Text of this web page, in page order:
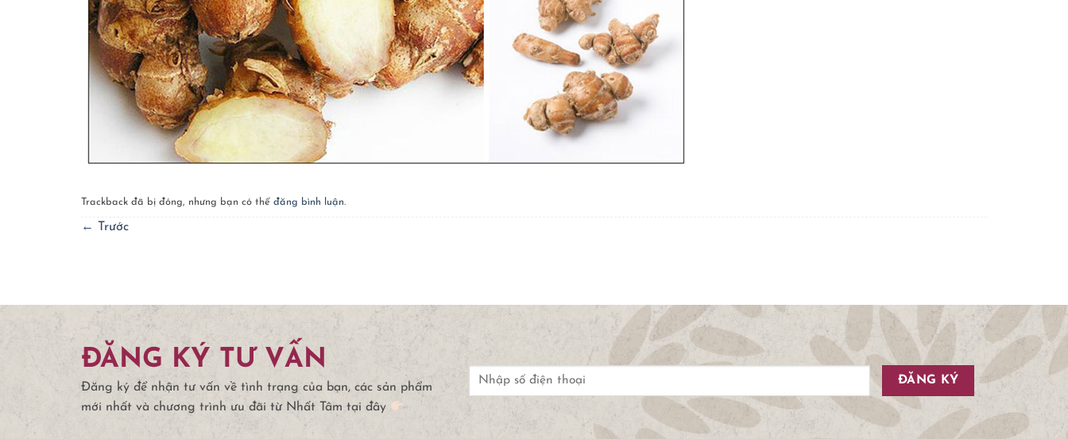
Trackback đã bị đóng, nhưng bạn có thể đăng bình luận.
← Trước
ĐĂNG KÝ TƯ VẤN
Đăng ký để nhận tư vấn về tình trạng của bạn, các sản phẩm
mới nhất và chương trình ưu đãi từ Nhất Tâm tại đây